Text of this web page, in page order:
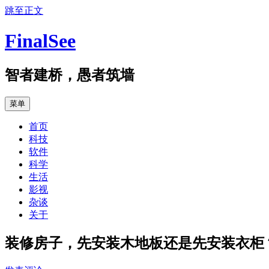
跳至正文
FinalSee
智者建桥，愚者筑墙
菜单
首页
科技
软件
科学
生活
影视
杂谈
关于
装修房子，先安装木地板还是先安装衣柜